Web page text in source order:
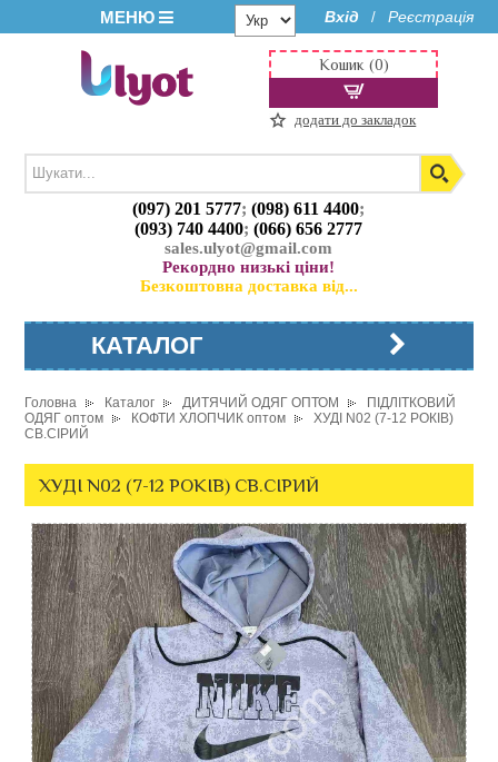
МЕНЮ Вхід / Реєстрація
(097) 201 5777;(098) 611 4400;
(093) 740 4400;(066) 656 2777
sales.ulyot@gmail.com
Рекордно низькі ціни!
Безкоштовна доставка від...
Кошик (0)
додати до закладок
КАТАЛОГ
Головна Каталог ДИТЯЧИЙ ОДЯГ ОПТОМ
ПІДЛІТКОВИЙ
ОДЯГ оптом
КОФТИ ХЛОПЧИК оптом
ХУДІ N02 (7-12 РОКІВ)
СВ.СІРИЙ
ХУДІ N02 (7-12 РОКІВ) СВ.СІРИЙ